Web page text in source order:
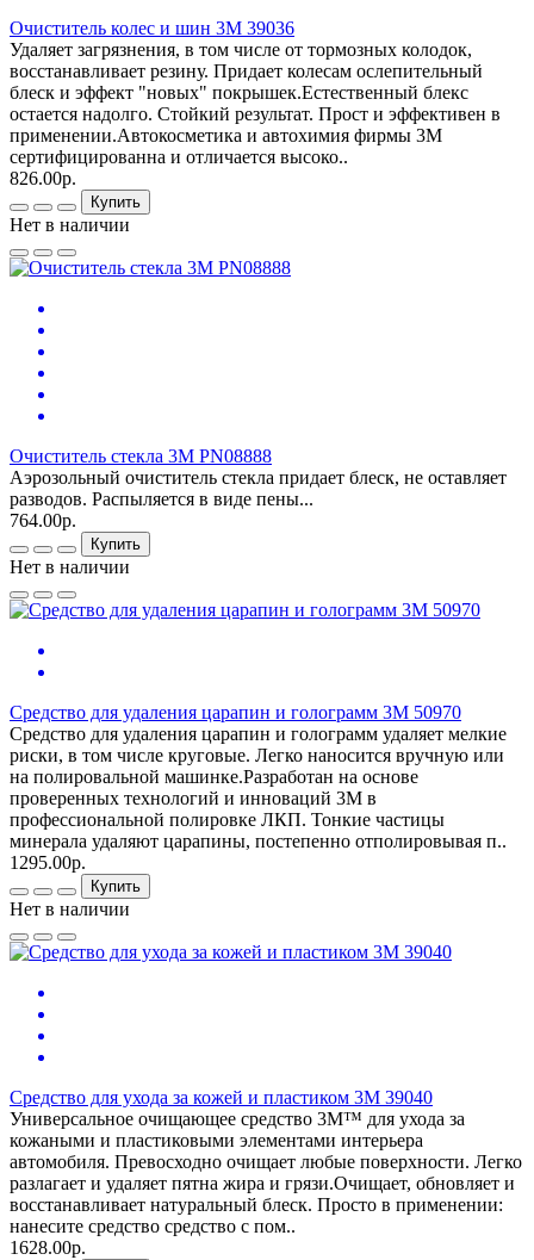
Очиститель колес и шин 3M 39036
Удаляет загрязнения, в том числе от тормозных колодок,
восстанавливает резину. Придает колесам ослепительный
блеск и эффект "новых" покрышек.Естественный блекс
остается надолго. Стойкий результат. Прост и эффективен в
применении.Автокосметика и автохимия фирмы 3М
сертифицированна и отличается высоко..
826.00р.
Купить
Нет в наличии
Очиститель стекла 3M PN08888
Аэрозольный очиститель стекла придает блеск, не оставляет
разводов. Распыляется в виде пены...
764.00р.
Купить
Нет в наличии
Средство для удаления царапин и голограмм 3M 50970
Средство для удаления царапин и голограмм удаляет мелкие
риски, в том числе круговые. Легко наносится вручную или
на полировальной машинке.Разработан на основе
проверенных технологий и инноваций 3М в
профессиональной полировке ЛКП. Тонкие частицы
минерала удаляют царапины, постепенно отполировывая п..
1295.00р.
Купить
Нет в наличии
Средство для ухода за кожей и пластиком 3M 39040
Универсальное очищающее средство 3M™ для ухода за
кожаными и пластиковыми элементами интерьера
автомобиля. Превосходно очищает любые поверхности. Легко
разлагает и удаляет пятна жира и грязи.Очищает, обновляет и
восстанавливает натуральный блеск. Просто в применении:
нанесите средство средство с пом..
1628.00р.